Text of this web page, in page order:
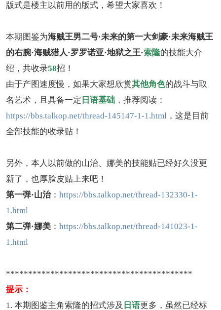
版式是楼主以前用的版式，希望大家喜欢！
本期图鉴为海贼王男二号·未来的第一大剑豪·未来海贼王
的右腕·海贼猎人·罗罗诺亚·地狱之王·索隆的技能大介
绍，共收录58招！
由于产图速度慢，如果大家想欣赏其他角色的战斗与取
名艺术，且具备一定 日语基础 ，推荐阅读：
https://bbs.talkop.net/thread-145147-1-1.html ，这是目前
全部技能的收录贴！
另外，本人以前做的山治、娜美的技能贴已经好久没更
新了，也厚脸皮贴上来吧！
第一弹·山治： https://bbs.talkop.net/thread-132330-1-
1.html
第二弹·娜美 ： https://bbs.talkop.net/thread-141023-1-
1.html
******************************************
提示：
1. 本期图鉴主角索隆的招式涉及 日语更多，虽然已经标